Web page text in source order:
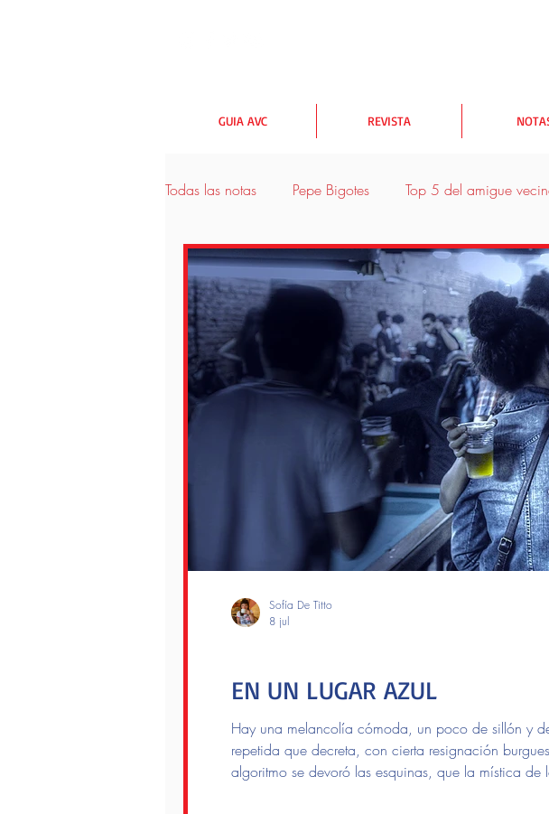
GUIA AVC REVISTA
Todas las notas Pepe Bigotes Top 5 del amigue
urbanismo y medioambiente donde comer
Las rutas AVC Lectores
EN UN LUGAR AZUL
Hay una melancolía cómoda, un poco de sillón y
repetida que decreta, con cierta resignación
algoritmo se devoró las esquinas, que la mística de
Sofía De Titto
8 jul